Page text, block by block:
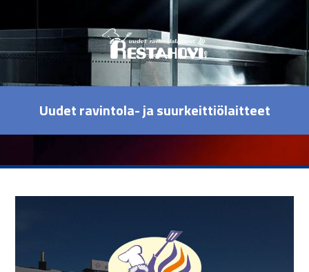
Uudet ravintola- ja suurkeittiölaitteet